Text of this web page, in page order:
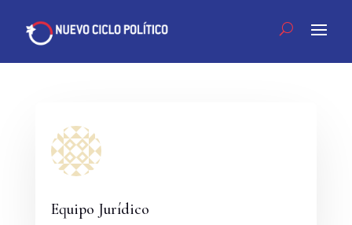
Equipo Jurídico